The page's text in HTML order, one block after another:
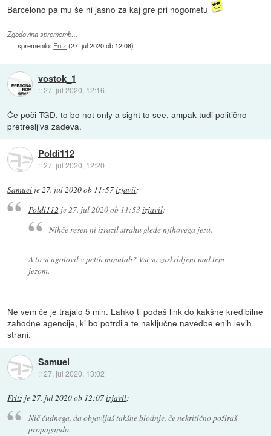
Barcelono pa mu še ni jasno za kaj gre pri nogometu
Zgodovina sprememb…
spremenilo: Fritz (27. jul 2020 ob 12:08)
vostok_1
::27. jul 2020, 12:16
Če poči TGD, to bo not only a sight to see, ampak tudi politično
pretresljiva zadeva.
Poldi112
::27. jul 2020, 12:20
Samuel je 27. jul 2020 ob 11:57izjavil:
Poldi112je27. jul 2020 ob 11:53izjavil:
Nihče resen ni izrazil strahu glede njihovega jezu.
A to si ugotovil v petih minutah? Vsi so zaskrbljeni nad tem
jezom.
Ne vem če je trajalo 5 min. Lahko ti podaš link do kakšne kredibilne
zahodne agencije, ki bo potrdila te naključne navedbe enih levih
strani.
Samuel
::27. jul 2020, 13:02
Fritz je27. jul 2020 ob 12:07izjavil:
Nič čudnega, da objavljaš takšne blodnje, če nekritično požiraš
propagando.